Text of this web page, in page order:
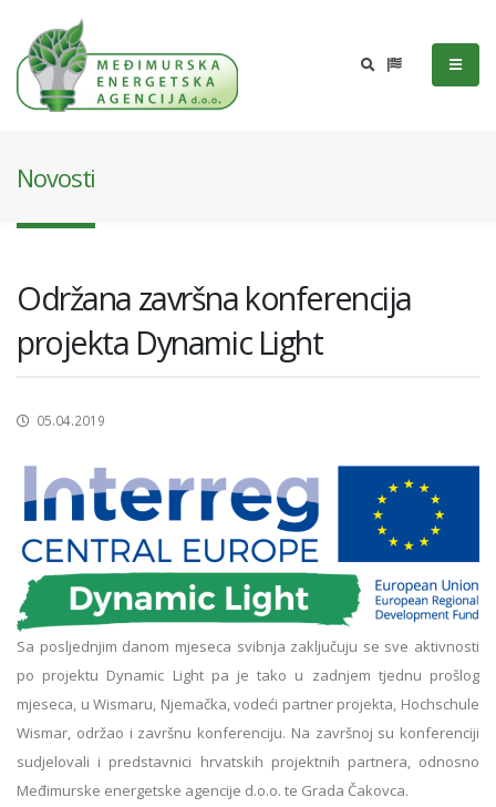
Novosti
Održana završna konferencija
projekta Dynamic Light
05.04.2019
Sa posljednjim danom mjeseca svibnja zaključuju se sve aktivnosti
po projektu Dynamic Light pa je tako u zadnjem tjednu prošlog
mjeseca, u Wismaru, Njemačka, vodeći partner projekta, Hochschule
Wismar, održao i završnu konferenciju. Na završnoj su konferenciji
sudjelovali i predstavnici hrvatskih projektnih partnera, odnosno
Međimurske energetske agencije d.o.o. te Grada Čakovca.